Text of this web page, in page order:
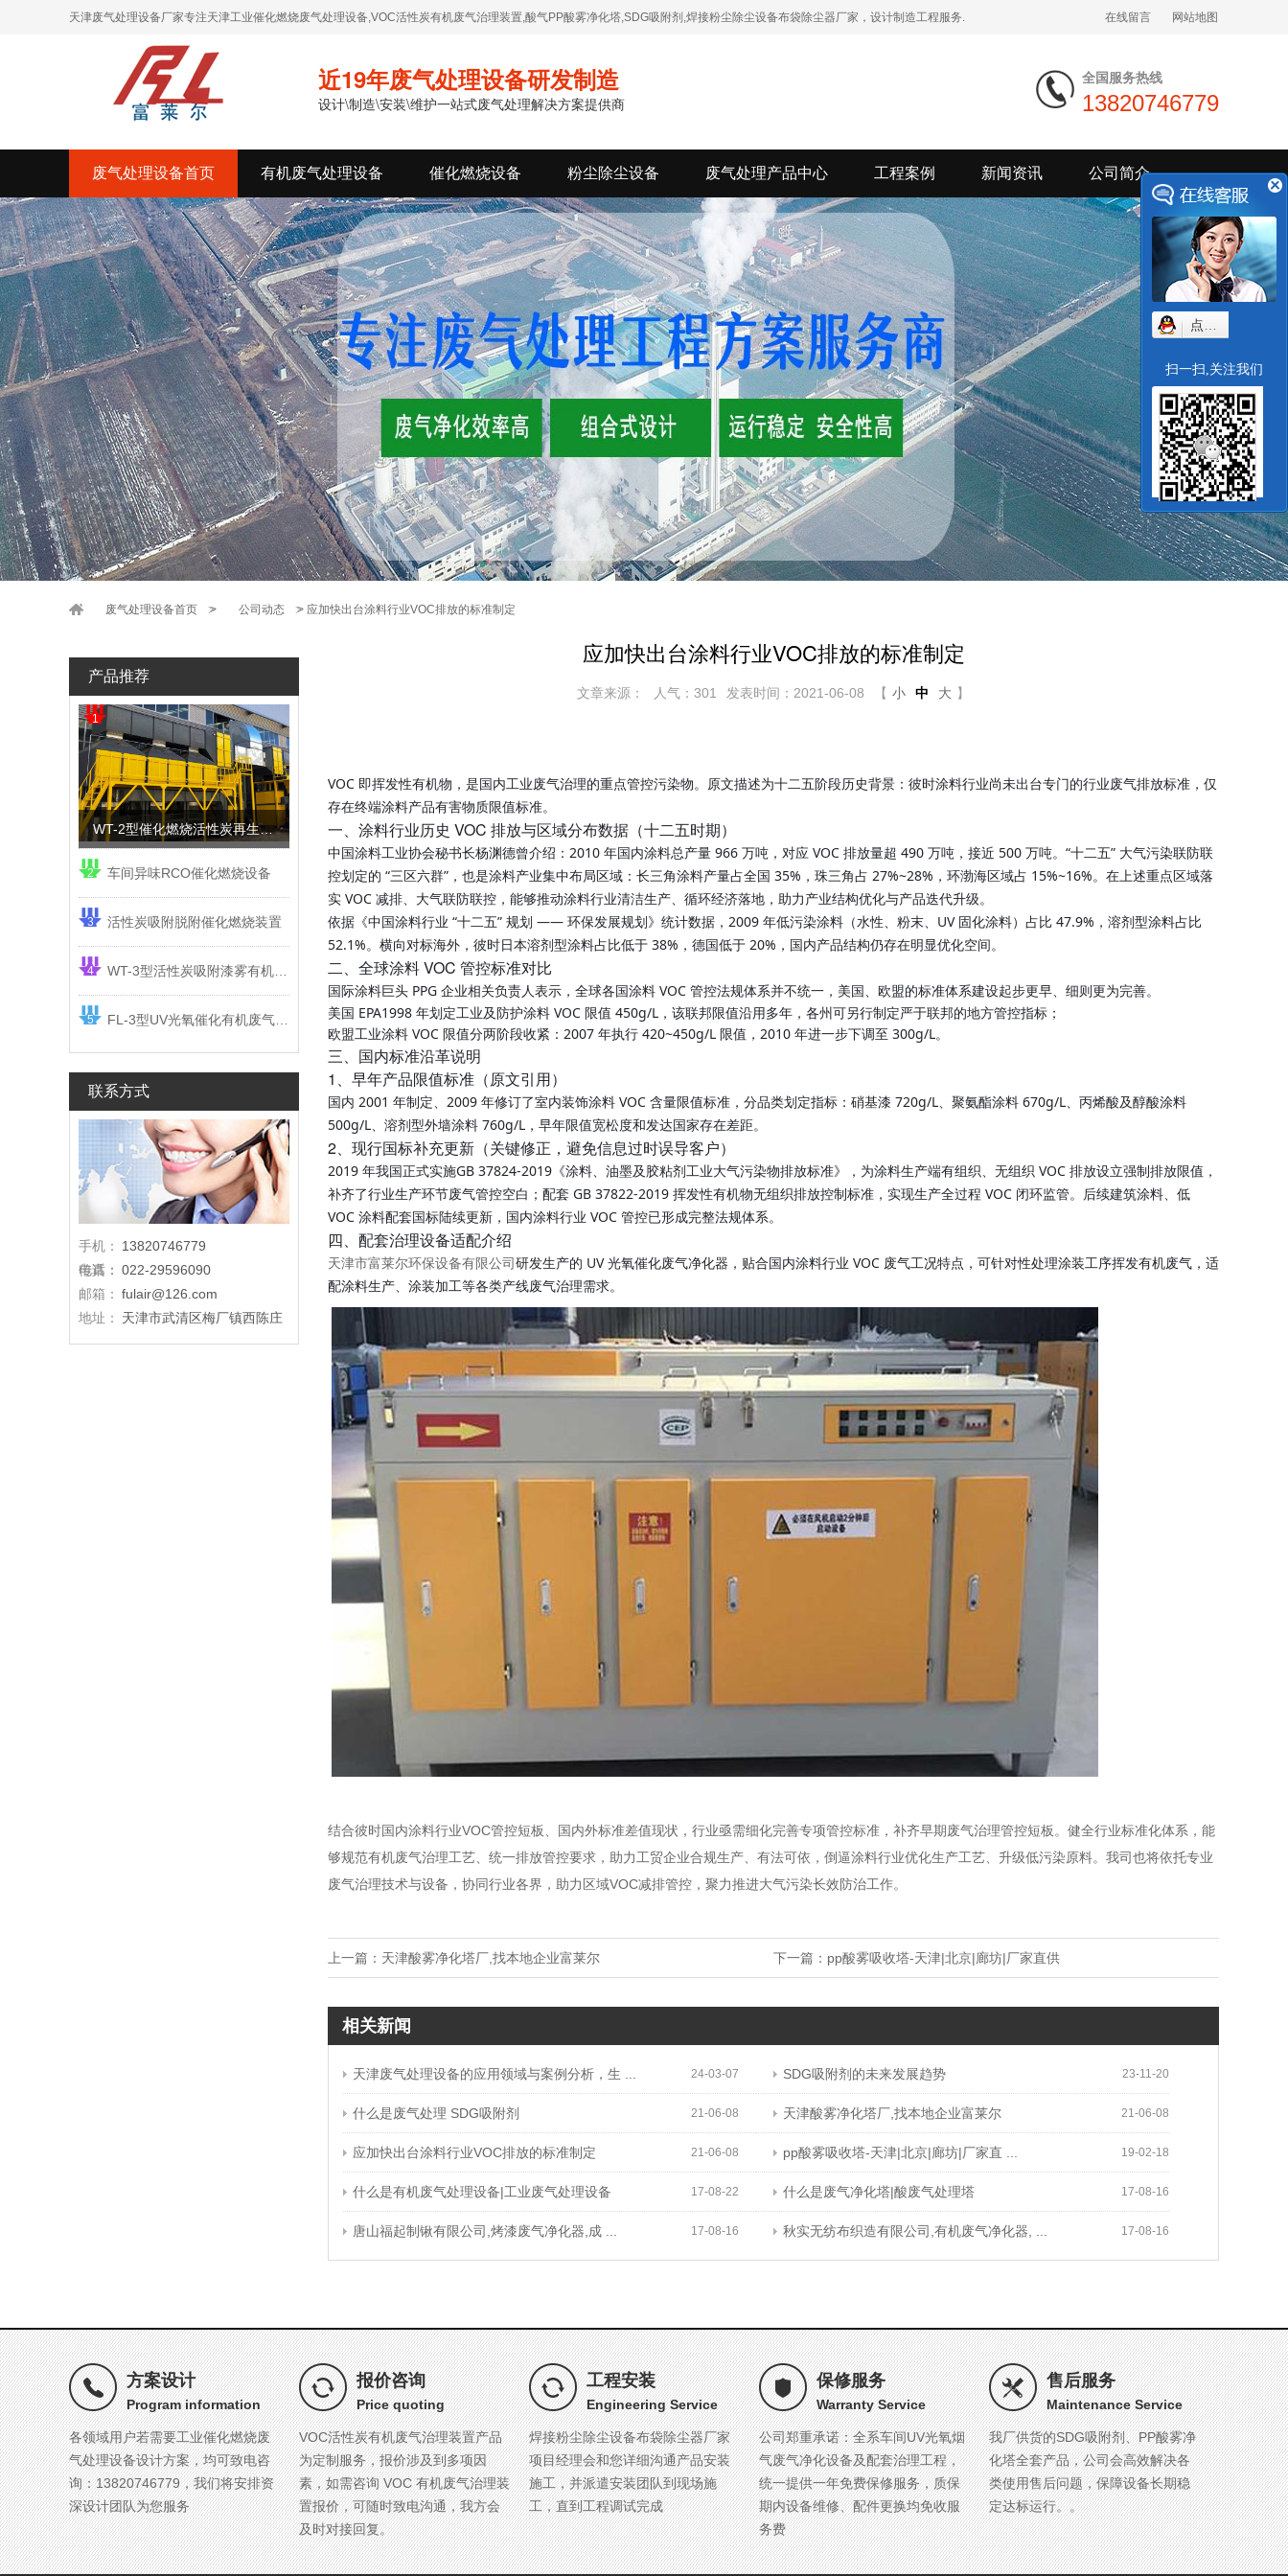
天津废气处理设备厂家专注天津工业催化燃烧废气处理设备,VOC活性炭有机废气治理装置,酸气PP酸雾净化塔,SDG吸附剂,焊接粉尘除尘设备布袋除尘器厂家，设计制造工程服务. 在线留言 网站地图
近19年废气处理设备研发制造
设计\制造\安装\维护一站式废气处理解决方案提供商
全国服务热线
13820746779
废气处理设备首页 有机废气处理设备 催化燃烧设备 粉尘除尘设备 废气处理产品中心 工程案例 新闻资讯 公司简介
废气处理设备首页 > 公司动态 > 应加快出台涂料行业VOC排放的标准制定
产品推荐
1
WT-2型催化燃烧活性炭再生装置
2 车间异味RCO催化燃烧设备
3 活性炭吸附脱附催化燃烧装置
4
5
联系方式
手机：
13820746779
电话：
传真： 022-29596090
邮箱： fulair@126.com
地址：
天津市武清区梅厂镇西陈庄
应加快出台涂料行业VOC排放的标准制定
文章来源： 人气：301 发表时间：2021-06-08 【 小 中 大 】
VOC 即挥发性有机物，是国内工业废气治理的重点管控污染物。原文描述为十二五阶段历史背景：彼时涂料行业尚未出台专门的行业废气排放标准，仅
存在终端涂料产品有害物质限值标准。
一、涂料行业历史 VOC 排放与区域分布数据（十二五时期）
中国涂料工业协会秘书长杨渊德曾介绍：2010 年国内涂料总产量 966 万吨，对应 VOC 排放量超 490 万吨，接近 500 万吨。“十二五” 大气污染联防联
控划定的 “三区六群”，也是涂料产业集中布局区域：长三角涂料产量占全国 35%，珠三角占 27%~28%，环渤海区域占 15%~16%。在上述重点区域落
实 VOC 减排、大气联防联控，能够推动涂料行业清洁生产、循环经济落地，助力产业结构优化与产品迭代升级。
依据《中国涂料行业 “十二五” 规划 —— 环保发展规划》统计数据，2009 年低污染涂料（水性、粉末、UV 固化涂料）占比 47.9%，溶剂型涂料占比
52.1%。横向对标海外，彼时日本溶剂型涂料占比低于 38%，德国低于 20%，国内产品结构仍存在明显优化空间。
二、全球涂料 VOC 管控标准对比
国际涂料巨头 PPG 企业相关负责人表示，全球各国涂料 VOC 管控法规体系并不统一，美国、欧盟的标准体系建设起步更早、细则更为完善。
美国 EPA1998 年划定工业及防护涂料 VOC 限值 450g/L，该联邦限值沿用多年，各州可另行制定严于联邦的地方管控指标；
欧盟工业涂料 VOC 限值分两阶段收紧：2007 年执行 420~450g/L 限值，2010 年进一步下调至 300g/L。
三、国内标准沿革说明
1、早年产品限值标准（原文引用）
国内 2001 年制定、2009 年修订了室内装饰涂料 VOC 含量限值标准，分品类划定指标：硝基漆 720g/L、聚氨酯涂料 670g/L、丙烯酸及醇酸涂料
500g/L、溶剂型外墙涂料 760g/L，早年限值宽松度和发达国家存在差距。
2、现行国标补充更新（关键修正，避免信息过时误导客户）
2019 年我国正式实施GB 37824-2019《涂料、油墨及胶粘剂工业大气污染物排放标准》
，为涂料生产端有组织、无组织 VOC 排放设立强制排放限值，
补齐了行业生产环节废气管控空白；配套 GB 37822-2019 挥发性有机物无组织排放控制标准，实现生产全过程 VOC 闭环监管。后续建筑涂料、低
VOC 涂料配套国标陆续更新，国内涂料行业 VOC 管控已形成完整法规体系。
四、配套治理设备适配介绍
天津市富莱尔环保设备有限公司研发生产的 UV 光氧催化废气净化器，贴合国内涂料行业 VOC 废气工况特点，可针对性处理涂装工序挥发有机废气，适
配涂料生产、涂装加工等各类产线废气治理需求。
结合彼时国内涂料行业VOC管控短板、国内外标准差值现状，行业亟需细化完善专项管控标准，补齐早期废气治理管控短板。健全行业标准化体系，能
够规范有机废气治理工艺、统一排放管控要求，助力工贸企业合规生产、有法可依，倒逼涂料行业优化生产工艺、升级低污染原料。我司也将依托专业
废气治理技术与设备，协同行业各界，助力区域VOC减排管控，聚力推进大气污染长效防治工作。
下一篇： pp酸雾吸收塔-天津|北京|廊坊|厂家直供
上一篇： 天津酸雾净化塔厂,找本地企业富莱尔
相关新闻
24-03-07
天津废气处理设备的应用领域与案例分析，生 ... 23-11-20
SDG吸附剂的未来发展趋势
21-06-08
什么是废气处理 SDG吸附剂 21-06-08
天津酸雾净化塔厂,找本地企业富莱尔
21-06-08
应加快出台涂料行业VOC排放的标准制定 19-02-18
pp酸雾吸收塔-天津|北京|廊坊|厂家直 ...
17-08-22
什么是有机废气处理设备|工业废气处理设备 17-08-16
什么是废气净化塔|酸废气处理塔
17-08-16
唐山福起制锹有限公司,烤漆废气净化器,成 ... 17-08-16
秋实无纺布织造有限公司,有机废气净化器, ...
方案设计
Program information
各领域用户若需要工业催化燃烧废
气处理设备设计方案，均可致电咨
询：13820746779，我们将安排资
深设计团队为您服务
报价咨询
Price quoting
VOC活性炭有机废气治理装置产品
为定制服务，报价涉及到多项因
素，如需咨询 VOC 有机废气治理装
置报价，可随时致电沟通，我方会
及时对接回复。
工程安装
Engineering Service
焊接粉尘除尘设备布袋除尘器厂家
项目经理会和您详细沟通产品安装
施工，并派遣安装团队到现场施
工，直到工程调试完成
保修服务
Warranty Service
公司郑重承诺：全系车间UV光氧烟
气废气净化设备及配套治理工程，
统一提供一年免费保修服务，质保
期内设备维修、配件更换均免收服
务费
售后服务
Maintenance Service
我厂供货的SDG吸附剂、PP酸雾净
化塔全套产品，公司会高效解决各
类使用售后问题，保障设备长期稳
定达标运行。。
扫一扫,关注我们